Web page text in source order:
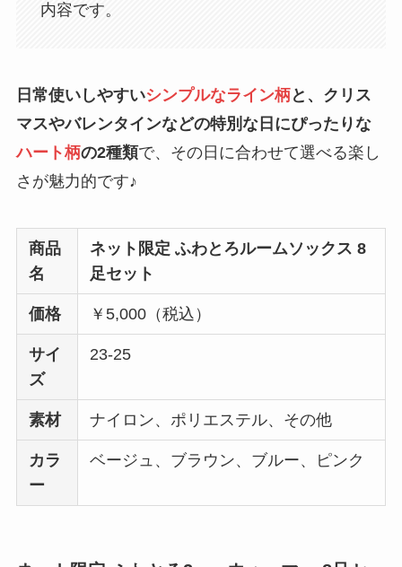
内容です。
日常使いしやすいシンプルなライン柄と、クリス
マスやバレンタインなどの特別な日にぴったりな
ハート柄の2種類で、その日に合わせて選べる楽し
さが魅力的です♪
商品
名
ネット限定 ふわとろルームソックス 8
足セット
価格 ￥5,000（税込）
サイ
ズ
23-25
素材 ナイロン、ポリエステル、その他
カラ
ー
ベージュ、ブラウン、ブルー、ピンク